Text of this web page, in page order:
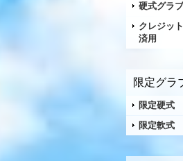
硬式グラ
クレジッ
済用
限定グラ
限定硬式
限定軟式